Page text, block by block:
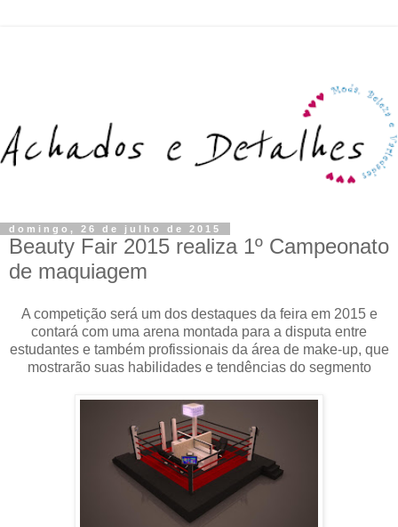
domingo, 26 de julho de 2015
Beauty Fair 2015 realiza 1º Campeonato
de maquiagem
A competição será um dos destaques da feira em 2015 e
contará com uma arena montada para a disputa entre
estudantes e também profissionais da área de make-up, que
mostrarão suas habilidades e tendências do segmento